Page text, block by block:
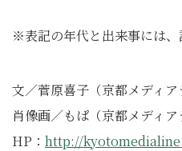
※表記の年代と出来事には、
文／菅原喜子（京都メディア
肖像画／もぱ（京都メディア
HP： http://